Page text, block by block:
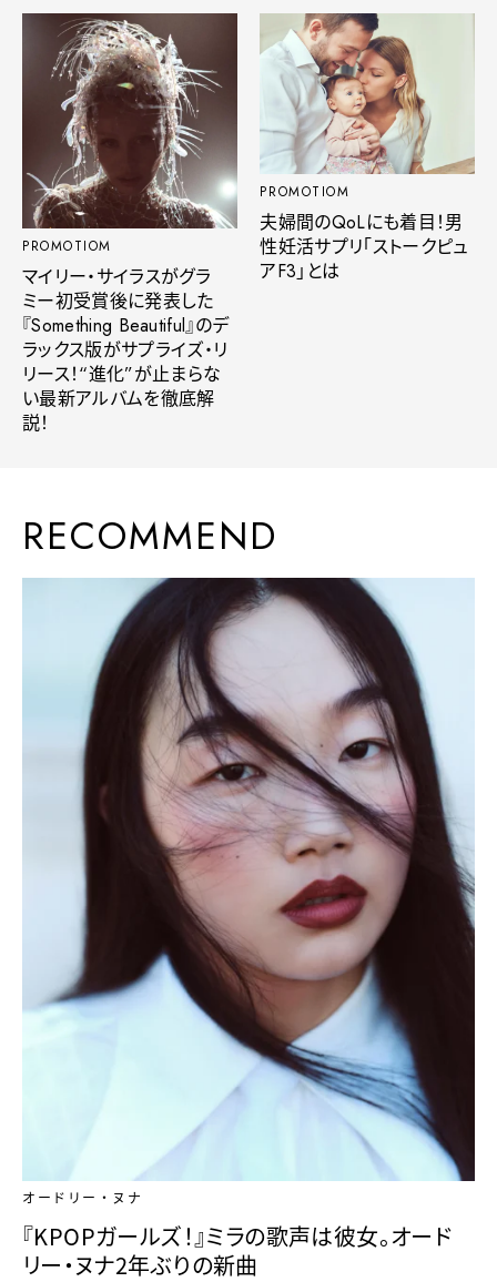
PROMOTIOM
マイリー・サイラスがグラ
ミー初受賞後に発表した
『Something Beautiful』のデ
ラックス版がサプライズ・リ
リース！“進化”が止まらな
い最新アルバムを徹底解
説！
PROMOTIOM
夫婦間のQoLにも着目！男
性妊活サプリ「ストークピュ
アF3」とは
RECOMMEND
オードリー・ヌナ
『KPOPガールズ！』ミラの歌声は彼女。オード
リー・ヌナ2年ぶりの新曲